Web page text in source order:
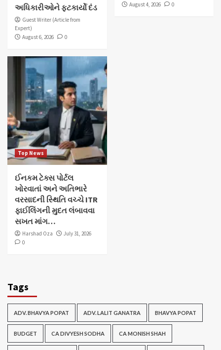
અધિકારીઓને ફટકાર્યો દંડ
Guest Writer (Article from
Expert)
August 6, 2026
0
August 4, 2026 0
Top News
ઈનકમ ટેક્સ પોર્ટલ
ખોરવાતાં અને અતિભારે
વરસાદની સ્થિતિ વચ્ચે ITR
ફાઈલિંગની મુદત લંબાવવા
સખત માંગ…
Harshad Oza
July 31, 2026
0
Tags
ADV. BHAVYA POPAT ADV. LALIT GANATRA BHAVYA POPAT
BUDGET CA DIVYESH SODHA CA MONISH SHAH